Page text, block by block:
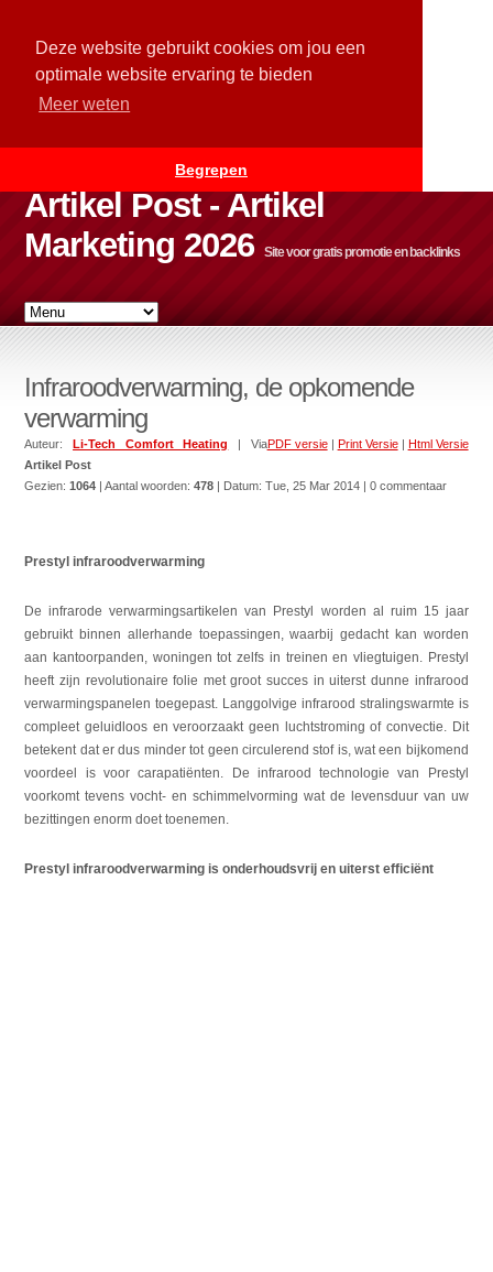
Deze website gebruikt cookies om jou een
optimale website ervaring te bieden
Meer weten
Begrepen
Artikel Post - Artikel
Marketing 2026
Site voor gratis promotie en backlinks
Infraroodverwarming, de opkomende
verwarming
PDF versie| Print Versie| Html Versie
Auteur:Li-Tech Comfort Heating
| Via
Artikel Post
Gezien:1064 | Aantal woorden:478 | Datum:Tue, 25 Mar 2014 | 0 commentaar
Prestyl infraroodverwarming
De infrarode verwarmingsartikelen van Prestyl worden al ruim 15 jaar
gebruikt binnen allerhande toepassingen, waarbij gedacht kan worden
aan kantoorpanden, woningen tot zelfs in treinen en vliegtuigen. Prestyl
heeft zijn revolutionaire folie met groot succes in uiterst dunne infrarood
verwarmingspanelen toegepast. Langgolvige infrarood stralingswarmte is
compleet geluidloos en veroorzaakt geen luchtstroming of convectie. Dit
betekent dat er dus minder tot geen circulerend stof is, wat een bijkomend
voordeel is voor carapatiënten. De infrarood technologie van Prestyl
voorkomt tevens vocht- en schimmelvorming wat de levensduur van uw
bezittingen enorm doet toenemen.
Prestyl infraroodverwarming is onderhoudsvrij en uiterst efficiënt